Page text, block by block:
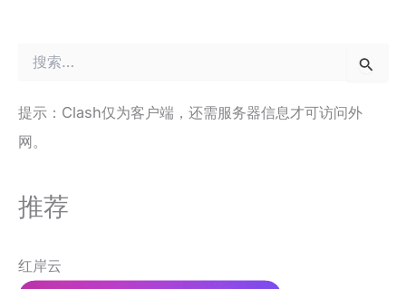
提示：Clash仅为客户端，还需服务器信息才可访问外
网。
推荐
红岸云